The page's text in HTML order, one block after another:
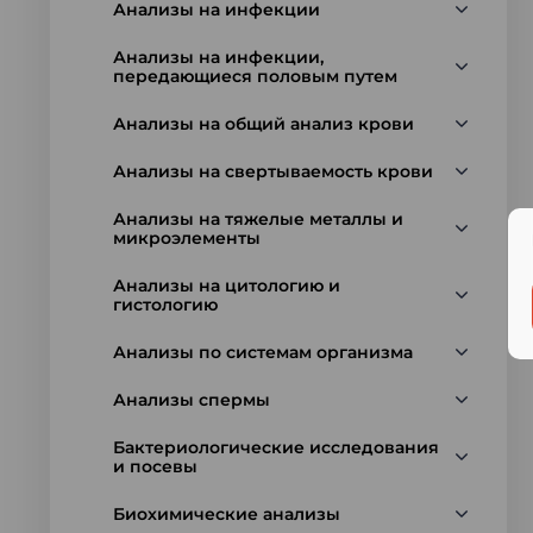
Анализы на инфекции
Анализы на инфекции,
передающиеся половым путем
Анализы на общий анализ крови
Анализы на свертываемость крови
Анализы на тяжелые металлы и
микроэлементы
Анализы на цитологию и
гистологию
Анализы по системам организма
Анализы спермы
Бактериологические исследования
и посевы
Биохимические анализы